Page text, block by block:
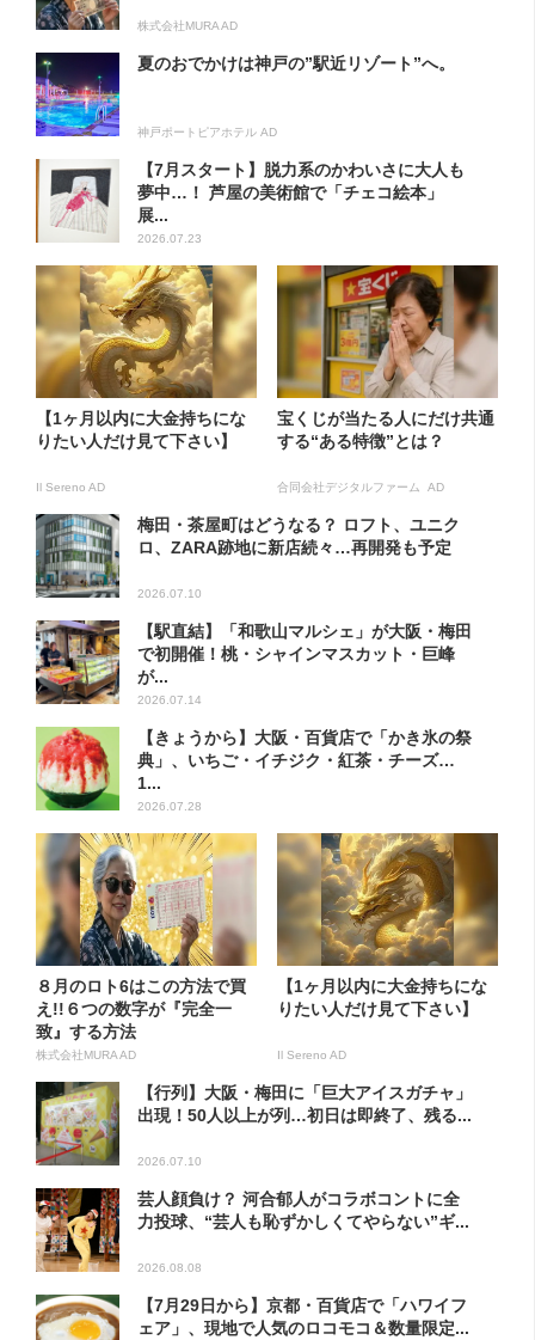
株式会社MURA AD
夏のおでかけは神戸の”駅近リゾート”へ。
神戸ポートピアホテル AD
【7月スタート】脱力系のかわいさに大人も
夢中…！ 芦屋の美術館で「チェコ絵本」
展...
2026.07.23
【1ヶ月以内に大金持ちにな
りたい人だけ見て下さい】
Il Sereno AD
宝くじが当たる人にだけ共通
する“ある特徴”とは？
合同会社デジタルファーム AD
梅田・茶屋町はどうなる？ ロフト、ユニク
ロ、ZARA跡地に新店続々…再開発も予定
2026.07.10
【駅直結】「和歌山マルシェ」が大阪・梅田
で初開催！桃・シャインマスカット・巨峰
が...
2026.07.14
【きょうから】大阪・百貨店で「かき氷の祭
典」、いちご・イチジク・紅茶・チーズ…
1...
2026.07.28
８月のロト6はこの方法で買
え!!６つの数字が『完全一
致』する方法
株式会社MURA AD
【1ヶ月以内に大金持ちにな
りたい人だけ見て下さい】
Il Sereno AD
【行列】大阪・梅田に「巨大アイスガチャ」
出現！50人以上が列…初日は即終了、残る...
2026.07.10
芸人顔負け？ 河合郁人がコラボコントに全
力投球、“芸人も恥ずかしくてやらない”ギ...
2026.08.08
【7月29日から】京都・百貨店で「ハワイフ
ェア」、現地で人気のロコモコ＆数量限定...